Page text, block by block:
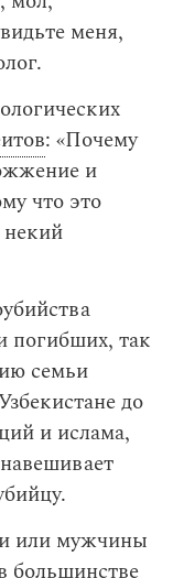
меня,
: «Почему
и
что это
погибших, так
семьи
до
и ислама,
или мужчины